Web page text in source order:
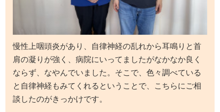
慢性上咽頭炎があり、自律神経の乱れから耳鳴りと首
肩の凝りが強く、病院にいってましたがなかなか良く
ならず、なやんでいました。そこで、色々調べている
と自律神経もみてくれるということで、こちらにご相
談したのがきっかけです。